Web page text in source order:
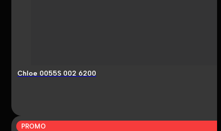
Chloe 0055S 002 6200
PROMO